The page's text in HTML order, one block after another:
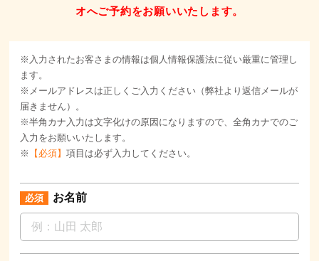
オへご予約をお願いいたします。
※入力されたお客さまの情報は個人情報保護法に従い厳重に管理し
ます。
※メールアドレスは正しくご入力ください（弊社より返信メールが
届きません）。
※半角カナ入力は文字化けの原因になりますので、全角カナでのご
入力をお願いいたします。
※
【必須】 項目は必ず入力してください。
お名前